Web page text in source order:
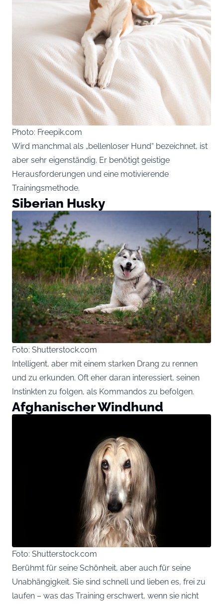
Photo: Freepik.com
Wird manchmal als „bellenloser Hund“ bezeichnet, ist
aber sehr eigenständig. Er benötigt geistige
Herausforderungen und eine motivierende
Trainingsmethode.
Siberian Husky
Foto: Shutterstock.com
Intelligent, aber mit einem starken Drang zu rennen
und zu erkunden. Oft eher daran interessiert, seinen
Instinkten zu folgen, als Kommandos zu befolgen.
Afghanischer Windhund
Foto: Shutterstock.com
Berühmt für seine Schönheit, aber auch für seine
Unabhängigkeit. Sie sind schnell und lieben es, frei zu
laufen – was das Training erschwert, wenn sie nicht